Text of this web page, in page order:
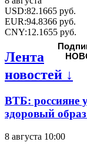
USD:82.1665 руб.
EUR:94.8366 руб.
CNY:12.1655 руб.
Лента
новостей ↓
ВТБ: россияне
здоровый
8 августа 10:00